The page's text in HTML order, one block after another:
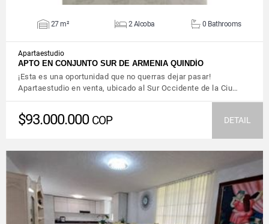
27 m² 2 Alcoba 0 Bathrooms
Apartaestudio
APTO EN CONJUNTO SUR DE ARMENIA QUINDÍO
¡Esta es una oportunidad que no querras dejar pasar!
Apartaestudio en venta, ubicado al Sur Occidente de la Ciu…
$93.000.000 COP DETAIL